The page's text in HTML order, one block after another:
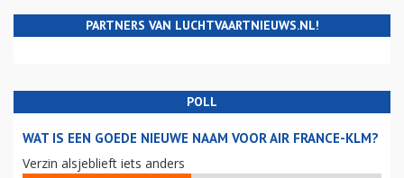
PARTNERS VAN LUCHTVAARTNIEUWS.NL!
POLL
WAT IS EEN GOEDE NIEUWE NAAM VOOR AIR FRANCE-KLM?
Verzin alsjeblieft iets anders